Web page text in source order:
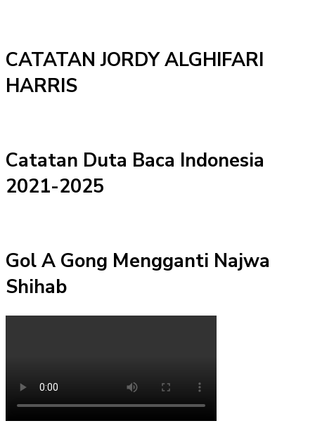
CATATAN JORDY ALGHIFARI
HARRIS
Catatan Duta Baca Indonesia
2021-2025
Gol A Gong Mengganti Najwa
Shihab